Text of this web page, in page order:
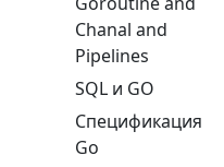
Chanal and
Pipelines
SQL и GO
Спецификация
Go